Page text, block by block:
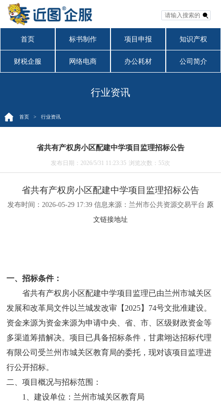
首页 标书制作 项目申报 知识产权
财税企服 网络电商 办公耗材 公司简介
行业资讯
首页> 行业资讯
省共有产权房小区配建中学项目监理招标公告
发布日期：2026/5/31 11:23:35 浏览次数： 55次
省共有产权房小区配建中学项目监理招标公告
发布时间：2026-05-29 17:39 信息来源：兰州市公共资源交易平台 原
文链接地址
一、招标条件：
省共有产权房小区配建中学项目监理已由兰州市城关区
发展和改革局文件以兰城发改审【 2025】 74号文批准建设。
资金来源为资金来源为申请中央、省、市、区级财政资金等
多渠道筹措解决。项目已具备招标条件，甘肃翊达招标代理
有限公司受兰州市城关区教育局的委托，现对该项目监理进
行公开招标。
二、项目概况与招标范围：
1、建设单位：兰州市城关区教育局